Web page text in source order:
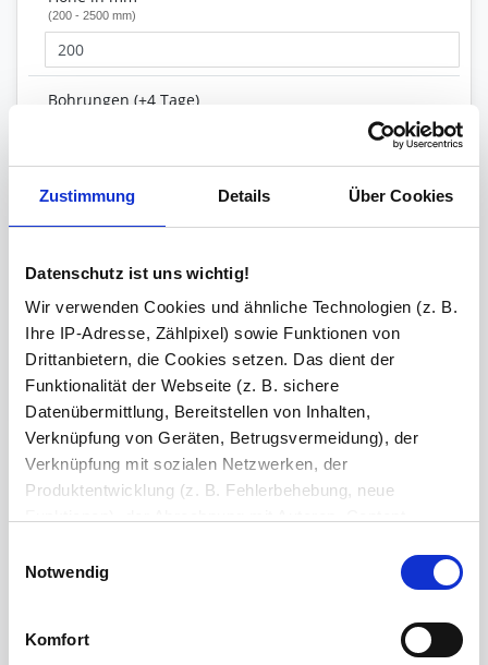
Zustimmung Details Über Cookies
Datenschutz ist uns wichtig!
Wir verwenden Cookies und ähnliche Technologien (z. B.
Ihre IP-Adresse, Zählpixel) sowie Funktionen von
Drittanbietern, die Cookies setzen. Das dient der
Funktionalität der Webseite (z. B. sichere
Datenübermittlung, Bereitstellen von Inhalten,
Verknüpfung von Geräten, Betrugsvermeidung), der
Verknüpfung mit sozialen Netzwerken, der
Produktentwicklung (z. B. Fehlerbehebung, neue
(z. B. Ladezeiten, personalisierte Inhalte,
Bereitstellung und Messen von Anzeigen, personalisierte
Anzeigen, Retargeting).
Notwendig
Komfort
(200 - 2500 mm)
Bohrungen (+4 Tage)
Kanten
geschliffen und poliert
Bestell-Check (kostenlos) Unsere Experten prüfen jede
Konfiguration auf Vollständigkeit und Kompatibilität. So können Sie sich
sicher sein, dass Sie immer ein fehlerfreies Produkt erhalten.
Produkt in den Warenkorb legen
Preis inkl. MwSt
Lieferzeit: 6-9 Werktage